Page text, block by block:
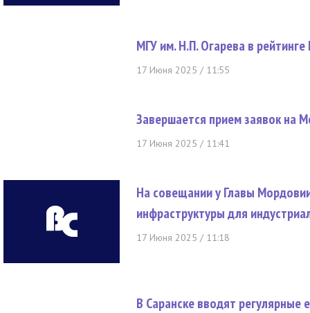
МГУ им. Н.П. Огарева в
17 Июня 2025 / 11:55
Завершается прием заявок
17 Июня 2025 / 11:41
На совещании у Главы
инфраструктуры для
17 Июня 2025 / 11:18
В Саранске вводят